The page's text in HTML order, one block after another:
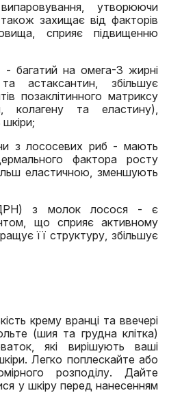
утворюючи
захищає від факторів
сприяє підвищенню
- багатий на омега-3 жирні
астаксантин, збільшує
позаклітинного матриксу
колагену та еластину),
з лососевих риб - мають
фактора росту
еластичною, зменшують
з молок лосося - є
що сприяє активному
її структуру, збільшує
крему вранці та ввечері
(шия та грудна клітка)
які вирішують ваші
Легко поплескайте або
розподілу. Дайте
у шкіру перед нанесенням